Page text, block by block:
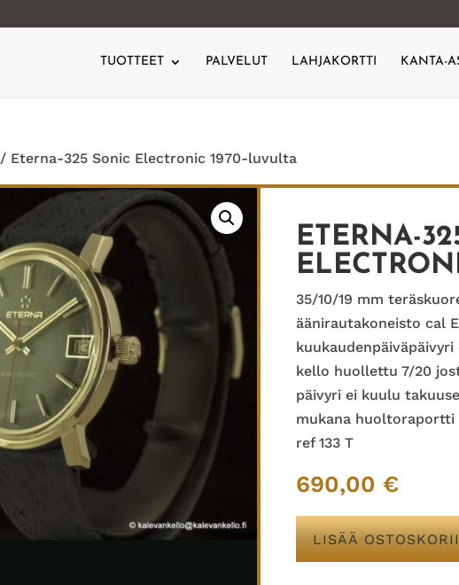
TUOTTEET PALVELUT LAHJAKORTTI KANTA-
/ Eterna-325 Sonic Electronic 1970-luvulta
ETERNA-
35/10/19 mm
äänirautakoneisto cal
kello huollettu 7/20
päivyri ei kuulu
mukana huoltoraportti
ref 133 T
690,00 €
LISÄÄ